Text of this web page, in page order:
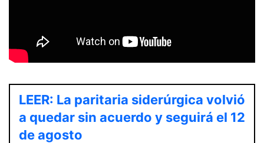
LEER: La paritaria siderúrgica volvió
a quedar sin acuerdo y seguirá el 12
de agosto